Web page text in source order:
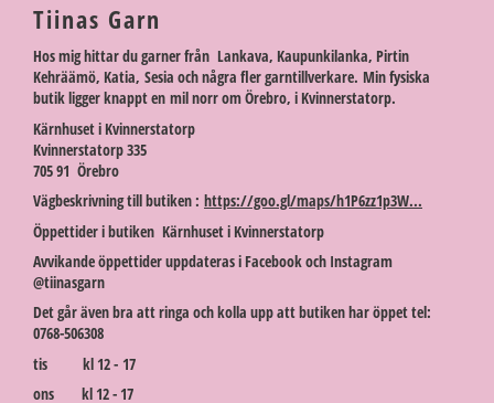
Tiinas Garn
Hos mig hittar du garner från Lankava, Kaupunkilanka, Pirtin
Kehräämö, Katia, Sesia och några fler garntillverkare. Min fysiska
butik ligger knappt en mil norr om Örebro, i Kvinnerstatorp.
Kärnhuset i Kvinnerstatorp
Kvinnerstatorp 335
705 91 Örebro
Vägbeskrivning till butiken : https://goo.gl/maps/h1P6zz1p3W...
Öppettider i butiken Kärnhuset i Kvinnerstatorp
Avvikande öppettider uppdateras i Facebook och Instagram
@tiinasgarn
Det går även bra att ringa och kolla upp att butiken har öppet tel:
0768-506308
tis kl 12 - 17
ons kl 12 - 17